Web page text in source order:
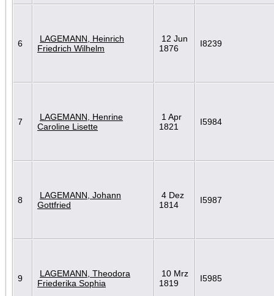
6
LAGEMANN, Heinrich
Friedrich Wilhelm
12 Jun
1876
I8239
7
LAGEMANN, Henrine
Caroline Lisette
1 Apr
1821
I5984
8
LAGEMANN, Johann
Gottfried
4 Dez
1814
I5987
9
LAGEMANN, Theodora
Friederika Sophia
10 Mrz
1819
I5985